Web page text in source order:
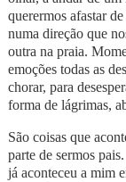
querermos afastar
numa direção que
outra na praia.
emoções todas as
chorar, para
forma de lágrimas,
São coisas que
parte de sermos
já aconteceu a mim